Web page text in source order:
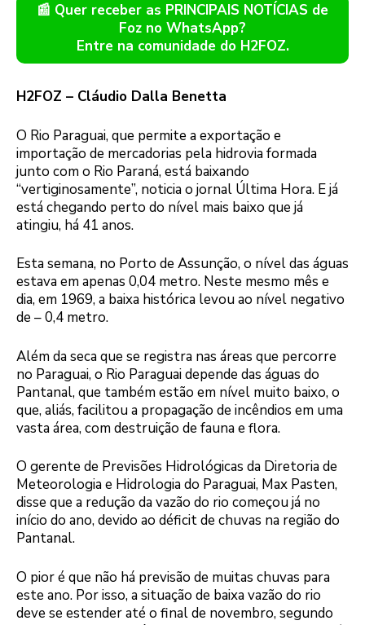
📰 Quer receber as PRINCIPAIS NOTÍCIAS de
Foz no WhatsApp?
Entre na comunidade do H2FOZ.
H2FOZ – Cláudio Dalla Benetta
O Rio Paraguai, que permite a exportação e
importação de mercadorias pela hidrovia formada
junto com o Rio Paraná, está baixando
“vertiginosamente”, noticia o jornal Última Hora. E já
está chegando perto do nível mais baixo que já
atingiu, há 41 anos.
Esta semana, no Porto de Assunção, o nível das águas
estava em apenas 0,04 metro. Neste mesmo mês e
dia, em 1969, a baixa histórica levou ao nível negativo
de – 0,4 metro.
Além da seca que se registra nas áreas que percorre
no Paraguai, o Rio Paraguai depende das águas do
Pantanal, que também estão em nível muito baixo, o
que, aliás, facilitou a propagação de incêndios em uma
vasta área, com destruição de fauna e flora.
O gerente de Previsões Hidrológicas da Diretoria de
Meteorologia e Hidrologia do Paraguai, Max Pasten,
disse que a redução da vazão do rio começou já no
início do ano, devido ao déficit de chuvas na região do
Pantanal.
O pior é que não há previsão de muitas chuvas para
este ano. Por isso, a situação de baixa vazão do rio
deve se estender até o final de novembro, segundo